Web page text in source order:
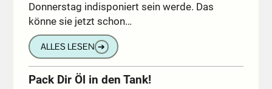
Donnerstag indisponiert sein werde. Das
könne sie jetzt schon…
ALLES LESEN ➔
Pack Dir Öl in den Tank!